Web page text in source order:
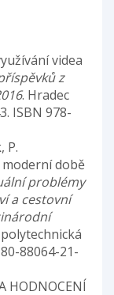
videa
z
. Hradec
ISBN 978-
P.
době
problémy
a cestovní
88064-21-
HODNOCENÍ